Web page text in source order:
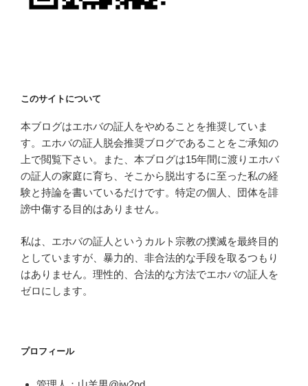
このサイトについて
本ブログはエホバの証人をやめることを推奨していま
す。エホバの証人脱会推奨ブログであることをご承知の
上で閲覧下さい。また、本ブログは15年間に渡りエホバ
の証人の家庭に育ち、そこから脱出するに至った私の経
験と持論を書いているだけです。特定の個人、団体を誹
謗中傷する目的はありません。
私は、エホバの証人というカルト宗教の撲滅を最終目的
としていますが、暴力的、非合法的な手段を取るつもり
はありません。理性的、合法的な方法でエホバの証人を
ゼロにします。
プロフィール